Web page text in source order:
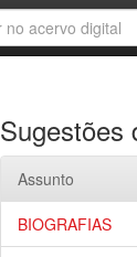
Sugestões
Assunto
BIOGRAFIAS